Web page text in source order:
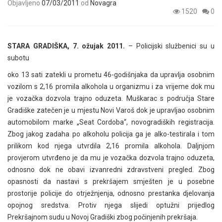
Objavljeno 07/03/2011 od Novagra
1520
0
STARA GRADIŠKA, 7. ožujak 2011. – Policijski službenici su u
subotu
oko 13 sati zatekli u prometu 46-godišnjaka da upravlja osobnim
vozilom s 2,16 promila alkohola u organizmu i za vrijeme dok mu
je vozačka dozvola trajno oduzeta. Muškarac s područja Stare
Gradiške zatečen je u mjestu Novi Varoš dok je upravljao osobnim
automobilom marke „Seat Cordoba“, novogradiških registracija.
Zbog jakog zadaha po alkoholu policija ga je alko-testirala i tom
prilikom kod njega utvrdila 2,16 promila alkohola. Daljnjom
provjerom utvrđeno je da mu je vozačka dozvola trajno oduzeta,
odnosno dok ne obavi izvanredni zdravstveni pregled. Zbog
opasnosti da nastavi s prekršajem smješten je u posebne
prostorije policije do otrježnjenja, odnosno prestanka djelovanja
opojnog sredstva. Protiv njega slijedi optužni prijedlog
Prekršajnom sudu u Novoj Gradiški zbog počinjenih prekršaja.